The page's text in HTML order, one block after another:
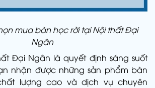
mua bàn học rời tại Nội thất Đại
Ngân
Đại Ngân là quyết định sáng suốt
nhận được những sản phẩm bàn
lượng cao và dịch vụ chuyên